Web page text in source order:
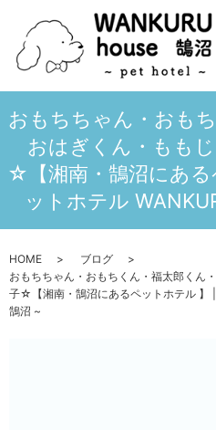
おもちちゃん・おも
おはぎくん・もも
☆【湘南・鵠沼にあ
ットホテル
HOME
ブログ
おもちちゃん・おもちくん・福太郎くん
子☆【湘南・鵠沼にあるペットホテル 】
鵠沼 ~